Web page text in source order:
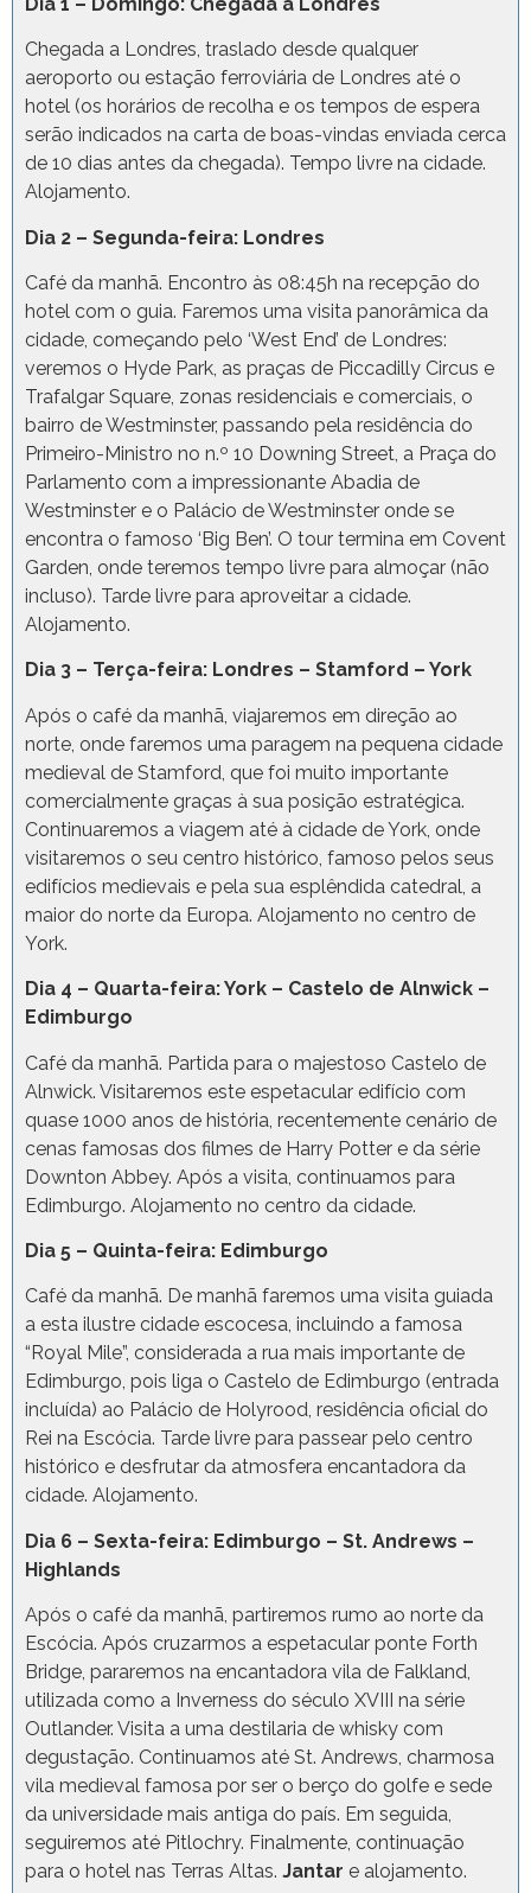
Chegada a Londres, traslado desde qualquer
aeroporto ou estação ferroviária de Londres até o
hotel (os horários de recolha e os tempos de espera
serão indicados na carta de boas-vindas enviada cerca
de 10 dias antes da chegada). Tempo livre na cidade.
Alojamento.
Dia 2 – Segunda-feira: Londres
Café da manhã. Encontro às 08:45h na recepção do
hotel com o guia. Faremos uma visita panorâmica da
cidade, começando pelo ‘West End’ de Londres:
veremos o Hyde Park, as praças de Piccadilly Circus e
Trafalgar Square, zonas residenciais e comerciais, o
bairro de Westminster, passando pela residência do
Primeiro-Ministro no n.º 10 Downing Street, a Praça do
Parlamento com a impressionante Abadia de
Westminster e o Palácio de Westminster onde se
encontra o famoso ‘Big Ben’. O tour termina em Covent
Garden, onde teremos tempo livre para almoçar (não
incluso). Tarde livre para aproveitar a cidade.
Alojamento.
Dia 3 – Terça-feira: Londres – Stamford – York
Após o café da manhã, viajaremos em direção ao
norte, onde faremos uma paragem na pequena cidade
medieval de Stamford, que foi muito importante
comercialmente graças à sua posição estratégica.
Continuaremos a viagem até à cidade de York, onde
visitaremos o seu centro histórico, famoso pelos seus
edifícios medievais e pela sua esplêndida catedral, a
maior do norte da Europa. Alojamento no centro de
York.
Dia 4 – Quarta-feira: York – Castelo de Alnwick –
Edimburgo
Café da manhã. Partida para o majestoso Castelo de
Alnwick. Visitaremos este espetacular edifício com
quase 1000 anos de história, recentemente cenário de
cenas famosas dos filmes de Harry Potter e da série
Downton Abbey. Após a visita, continuamos para
Edimburgo. Alojamento no centro da cidade.
Dia 5 – Quinta-feira: Edimburgo
Café da manhã. De manhã faremos uma visita guiada
a esta ilustre cidade escocesa, incluindo a famosa
“Royal Mile”, considerada a rua mais importante de
Edimburgo, pois liga o Castelo de Edimburgo (entrada
incluída) ao Palácio de Holyrood, residência oficial do
Rei na Escócia. Tarde livre para passear pelo centro
histórico e desfrutar da atmosfera encantadora da
cidade. Alojamento.
Dia 6 – Sexta-feira: Edimburgo – St. Andrews –
Highlands
Após o café da manhã, partiremos rumo ao norte da
Escócia. Após cruzarmos a espetacular ponte Forth
Bridge, pararemos na encantadora vila de Falkland,
utilizada como a Inverness do século XVIII na série
Outlander. Visita a uma destilaria de whisky com
degustação. Continuamos até St. Andrews, charmosa
vila medieval famosa por ser o berço do golfe e sede
da universidade mais antiga do país. Em seguida,
seguiremos até Pitlochry. Finalmente, continuação
para o hotel nas Terras Altas. Jantar e alojamento.